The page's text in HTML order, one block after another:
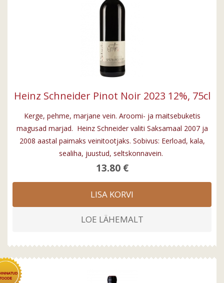
Heinz Schneider Pinot Noir 2023 12%, 75cl
Kerge, pehme, marjane vein. Aroomi- ja maitsebuketis
magusad marjad. Heinz Schneider valiti Saksamaal 2007 ja
2008 aastal paimaks veinitootjaks. Sobivus: Eerload, kala,
sealiha, juustud, seltskonnavein.
13.80 €
LISA KORVI
LOE LÄHEMALT